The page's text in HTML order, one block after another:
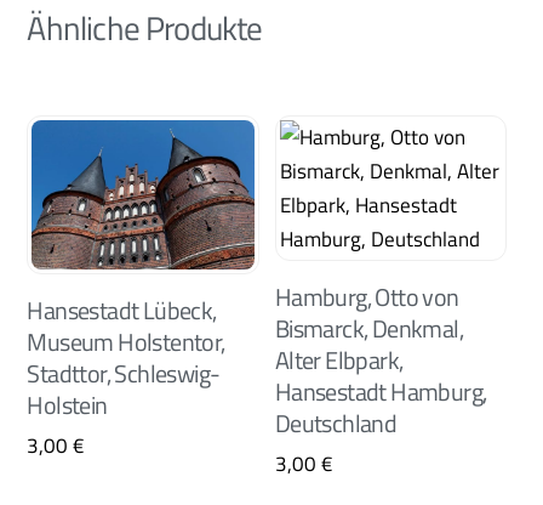
Ähnliche Produkte
Hansestadt Lübeck,
Museum Holstentor,
Stadttor, Schleswig-
Holstein
3,00€
Hamburg, Otto von
Bismarck, Denkmal,
Alter Elbpark,
Hansestadt Hamburg,
Deutschland
3,00€